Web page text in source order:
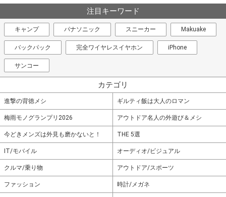
注目キーワード
キャンプ パナソニック スニーカー Makuake
バックパック 完全ワイヤレスイヤホン iPhone
サンコー
カテゴリ
進撃の背徳メシ ギルティ飯は大人のロマン
梅雨モノグランプリ2026 アウトドア名人の外遊び＆メシ
今どきメンズは外見も磨かないと！ THE 5選
IT/モバイル オーディオ/ビジュアル
クルマ/乗り物 アウトドア/スポーツ
ファッション 時計/メガネ